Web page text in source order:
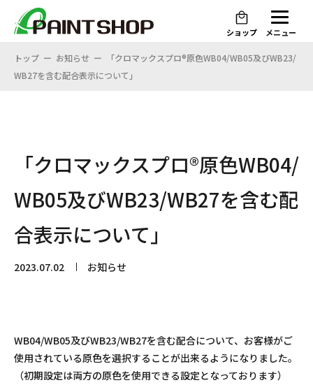
ショップ メニュー
トップ お知らせ
「クロマックスプロ®原色WB04/WB05及びWB23/
WB27を含む配合表示について」
「クロマックスプロ®原色WB04/
WB05及びWB23/WB27を含む配
合表示について」
2023.07.02 お知らせ
WB04/WB05及びWB23/WB27を含む配合について、お客様がご
使用されている原色を選択することが出来るようになりました。
（初期設定は両方の原色を使用できる設定となっております）